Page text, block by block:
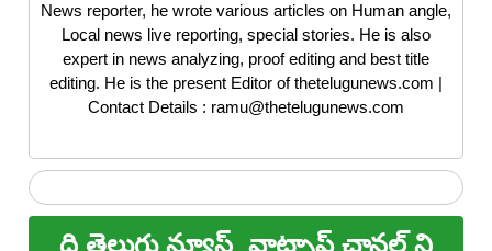
News reporter, he wrote various articles on Human angle,
Local news live reporting, special stories. He is also
expert in news analyzing, proof editing and best title
editing. He is the present Editor of thetelugunews.com |
Contact Details : ramu@thetelugunews.com
ది తెలుగు న్యూస్ వాట్సాప్ ఛానల్ ని